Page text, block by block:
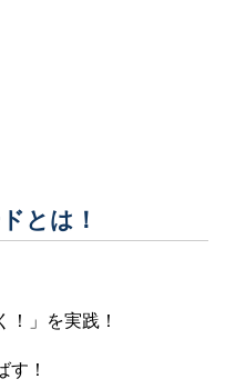
とは！
！」を実践！
す！